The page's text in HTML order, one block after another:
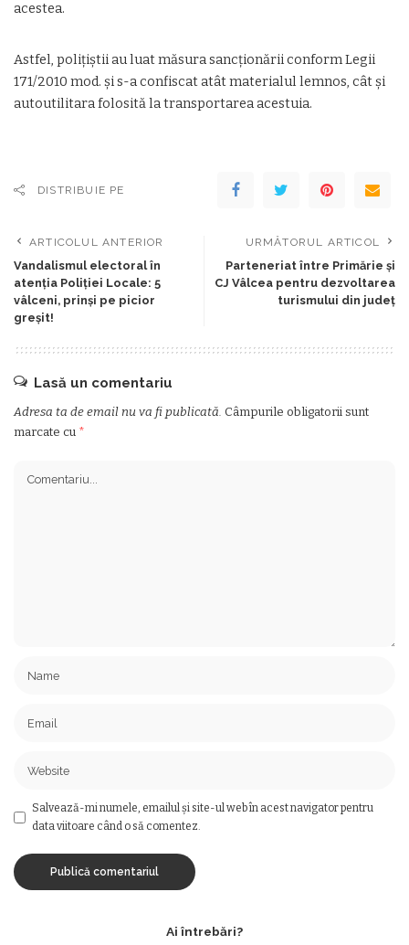
acestea.
Astfel, poliţiştii au luat măsura sancţionării conform Legii
171/2010 mod. şi s-a confiscat atât materialul lemnos, cât şi
autoutilitara folosită la transportarea acestuia.
DISTRIBUIE PE
ARTICOLUL ANTERIOR
Vandalismul electoral în
atenţia Poliţiei Locale: 5
vâlceni, prinşi pe picior
greşit!
URMĂTORUL ARTICOL
Parteneriat între Primărie și
CJ Vâlcea pentru dezvoltarea
turismului din județ
Lasă un comentariu
Adresa ta de email nu va fi publicată. Câmpurile obligatorii sunt
marcate cu *
Salvează-mi numele, emailul și site-ul web în acest navigator pentru
data viitoare când o să comentez.
Ai întrebări?